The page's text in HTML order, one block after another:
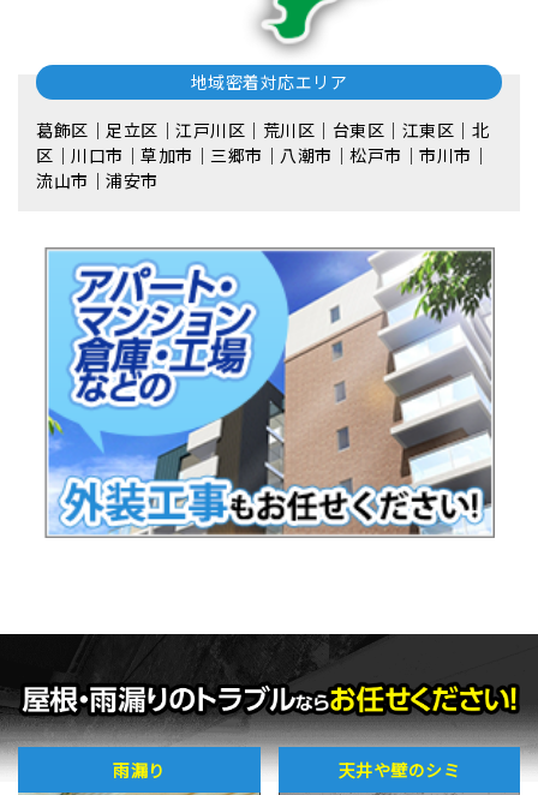
地域密着対応エリア
葛飾区｜足立区｜江戸川区｜荒川区｜台東区｜江東区｜北
区｜川口市｜草加市｜三郷市｜八潮市｜松⼾市｜市川市｜
流⼭市｜浦安市
雨漏り 天井や壁のシミ